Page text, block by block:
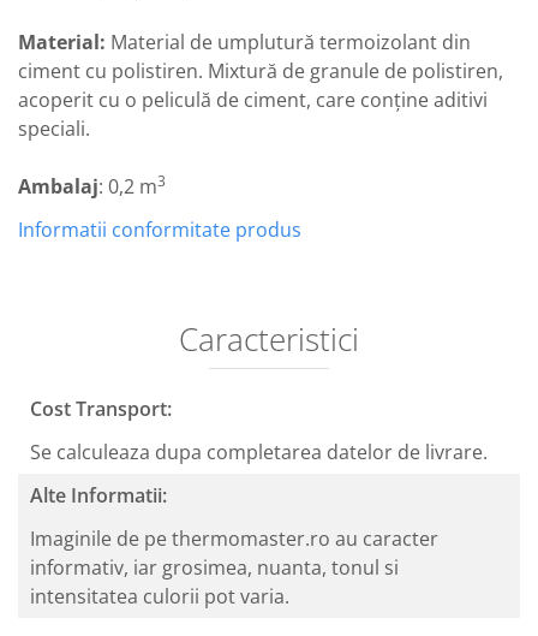
Material: Material de umplutură termoizolant din
ciment cu polistiren. Mixtură de granule de polistiren,
acoperit cu o peliculă de ciment, care conţine aditivi
speciali.
Ambalaj: 0,2 m3
Informatii conformitate produs
Caracteristici
Cost Transport:
Se calculeaza dupa completarea datelor de livrare.
Alte Informatii:
Imaginile de pe thermomaster.ro au caracter
informativ, iar grosimea, nuanta, tonul si
intensitatea culorii pot varia.